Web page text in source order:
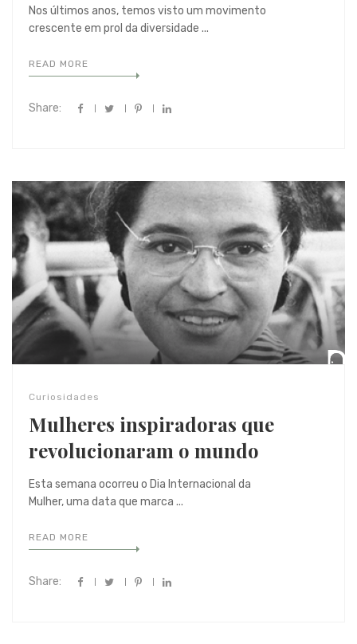
Nos últimos anos, temos visto um movimento
crescente em prol da diversidade ...
READ MORE
Share:
Curiosidades
Mulheres inspiradoras que
revolucionaram o mundo
Esta semana ocorreu o Dia Internacional da
Mulher, uma data que marca ...
READ MORE
Share: